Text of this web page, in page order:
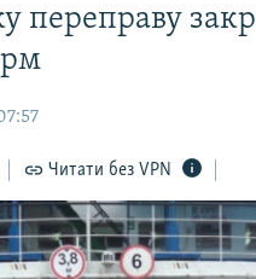
переправу
Читати без VPN